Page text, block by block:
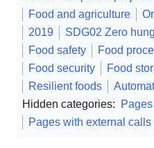
Food and agriculture
2019
SDG02 Zero
Food safety
Food
Food security
Food
Resilient foods
Hidden categories:
Pages with external calls